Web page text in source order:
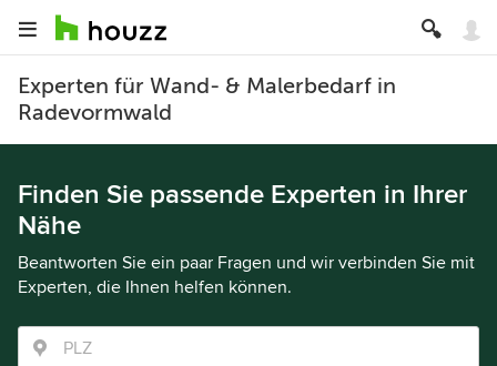
Experten für Wand- & Malerbedarf in
Radevormwald
Finden Sie passende Experten in Ihrer
Nähe
Beantworten Sie ein paar Fragen und wir verbinden Sie mit
Experten, die Ihnen helfen können.